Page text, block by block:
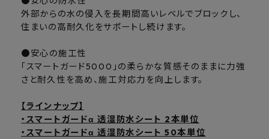
外部からの水の侵入を長期間高いレベルでブロックし、
住まいの高耐久化をサポートし続けます。
●安心の施工性
｢スマートガード5000｣の柔らかな質感そのままに力強
さと耐久性を高め、施工対応力を向上します。
【ラインナップ】
・スマートガードα 透湿防水シート 2本単位
・スマートガードα 透湿防水シート 50本単位